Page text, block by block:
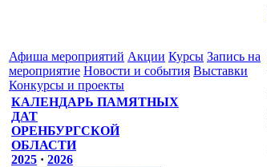
Афиша мероприятий Акции Курсы Запись на
мероприятие Новости и события Выставки
Конкурсы и проекты
КАЛЕНДАРЬ ПАМЯТНЫХ
ДАТ
ОРЕНБУРГСКОЙ
ОБЛАСТИ
2025 · 2026